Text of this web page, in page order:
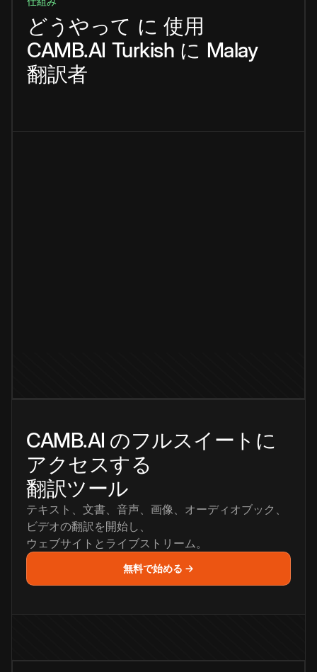
どうやって に 使用
CAMB.AI Turkish に Malay
翻訳者
CAMB.AI のフルスイートに
アクセスする
翻訳ツール
テキスト、文書、音声、画像、オーディオブック、
ビデオの翻訳を開始し、
ウェブサイトとライブストリーム。
無料で始める →